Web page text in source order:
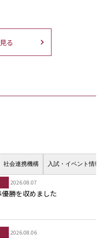
る
社会連携機構 入試・イベント情報
2026.08.07
勝を収めました
2026.08.06